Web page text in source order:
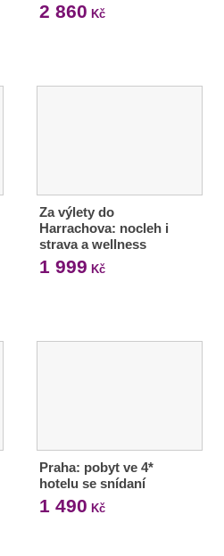
2 860 Kč
Za výlety do
Harrachova: nocleh i
strava a wellness
1 999 Kč
Praha: pobyt ve 4*
hotelu se snídaní
1 490 Kč